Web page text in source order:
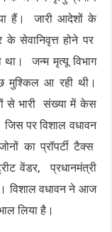
हैं। जारी आदेशों के
सेवानिवृत्त होने पर
था। जन्म मृत्यू विभाग
मुश्किल आ रही थी।
से भारी संख्या में केस
पर विशाल वधावन
का प्रॉपर्टी टैक्स
वेंडर, प्रधानमंत्री
विशाल वधावन ने आज
लिया है।